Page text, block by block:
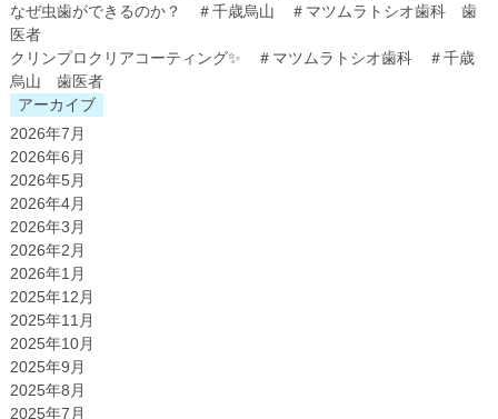
なぜ虫歯ができるのか？ ＃千歳烏山 ＃マツムラトシオ歯科 歯
医者
クリンプロクリアコーティング✨ ＃マツムラトシオ歯科 ＃千歳
烏山 歯医者
アーカイブ
2026年7月
2026年6月
2026年5月
2026年4月
2026年3月
2026年2月
2026年1月
2025年12月
2025年11月
2025年10月
2025年9月
2025年8月
2025年7月